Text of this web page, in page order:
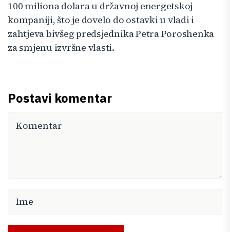
100 miliona dolara u državnoj energetskoj
kompaniji, što je dovelo do ostavki u vladi i
zahtjeva bivšeg predsjednika Petra Poroshenka
za smjenu izvršne vlasti.
Postavi komentar